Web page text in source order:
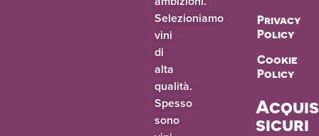
Selezioniamo
vini
di
alta
qualità.
Spesso
sono
Privacy
Policy
Cookie
Policy
sicuri